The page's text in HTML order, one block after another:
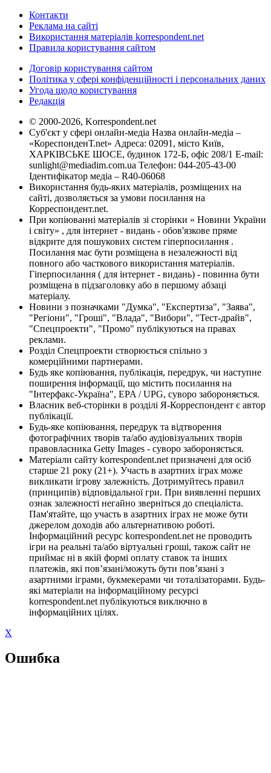
Контакти
Реклама на сайті
Використання матеріалів korrespondent.net
Правила користування сайтом
Договір користування сайтом
Політика у сфері конфіденційності і персональних даних
Угода щодо користування
Редакція
© 2000-2026, Korrespondent.net
Суб'єкт у сфері онлайн-медіа Назва онлайн-медіа –
«КореспонденТ.net» Адреса: 02091, місто Київ,
ХАРКІВСЬКЕ ШОСЕ, будинок 172-Б, офіс 208/1 E-mail:
sunlight@mediadim.com.ua Телефон: 044-205-43-00
Ідентифікатор медіа – R40-06068
Використання будь-яких матеріалів, розміщених на
сайті, дозволяється за умови посилання на
Корреспондент.net.
При копіюванні матеріалів зі сторінки « Новини України
і світу» , для інтернет - видань - обов'язкове пряме
відкрите для пошукових систем гіперпосилання .
Посилання має бути розміщена в незалежності від
повного або часткового використання матеріалів.
Гіперпосилання ( для інтернет - видань) - повинна бути
розміщена в підзаголовку або в першому абзаці
матеріалу.
Новини з позначками "Думка", "Експертиза", "Заява",
"Регіони", "Гроші", "Влада", "Вибори", "Тест-драйв",
"Спецпроекти", "Промо" публікуються на правах
реклами.
Розділ Спецпроекти створюється спільно з
комерційними партнерами.
Будь яке копіювання, публікація, передрук, чи наступне
поширення інформації, що містить посилання на
"Інтерфакс-Україна", EPA / UPG, суворо забороняється.
Власник веб-сторінки в розділі Я-Корреспондент є автор
публікації.
Будь-яке копіювання, передрук та відтворення
фотографічних творів та/або аудіовізуальних творів
правовласника Getty Images - суворо забороняється.
Матеріали сайту korrespondent.net призначені для осіб
старше 21 року (21+). Участь в азартних іграх може
викликати ігрову залежність. Дотримуйтесь правил
(принципів) відповідальної гри. При виявленні перших
ознак залежності негайно зверніться до спеціаліста.
Пам'ятайте, що участь в азартних іграх не може бути
джерелом доходів або альтернативою роботі.
Інформаційний ресурс korrespondent.net не проводить
ігри на реальні та/або віртуальні гроші, також сайт не
приймає ні в якій формі оплату ставок та інших
платежів, які пов’язані/можуть бути пов’язані з
азартними іграми, букмекерами чи тоталізаторами. Будь-
які матеріали на інформаційному ресурсі
korrespondent.net публікуються виключно в
інформаційних цілях.
X
Ошибка